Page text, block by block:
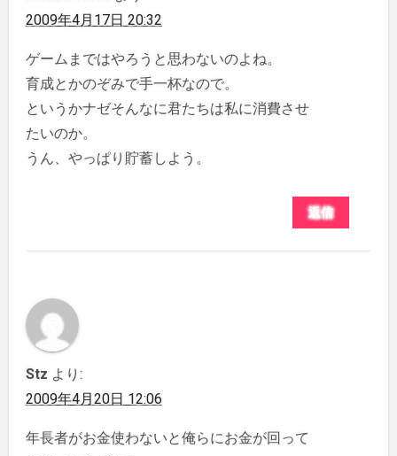
2009年4月17日 20:32
ゲームまではやろうと思わないのよね。
育成とかのぞみで手一杯なので。
というかナゼそんなに君たちは私に消費させ
たいのか。
うん、やっぱり貯蓄しよう。
返信
Stz より:
2009年4月20日 12:06
年長者がお金使わないと俺らにお金が回って